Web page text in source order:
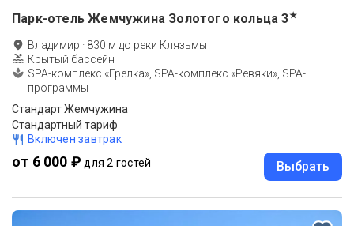
Парк-отель Жемчужина Золотого кольца 3★
Владимир · 830 м до реки Клязьмы
Крытый бассейн
SPA-комплекс «Грелка», SPA-комплекс «Ревяки», SPA-
программы
Стандарт Жемчужина
Стандартный тариф
Включен завтрак
от 6 000 ₽ для 2 гостей Выбрать